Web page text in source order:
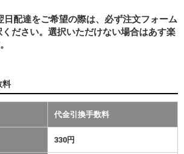
日配達をご希望の際は、必ず注文フォーム
ださい。選択いただけない場合はあす楽
料
代金引換手数料
330円